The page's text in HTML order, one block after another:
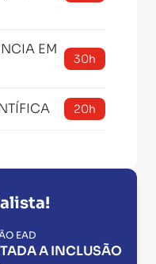
EM
30h
20h
EAD
A INCLUSÃO